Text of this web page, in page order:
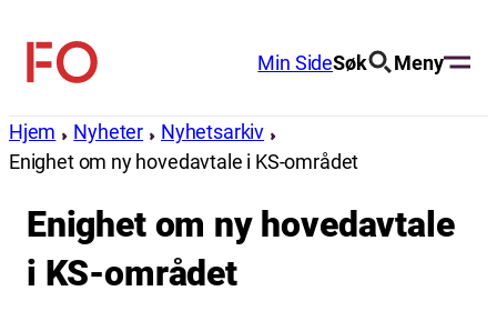
innhold
FO
Min SideSøk Meny
Hjem Nyheter
Nyhetsarkiv
Enighet om ny hovedavtale i KS-området
Enighet om ny hovedavtale
i KS-området